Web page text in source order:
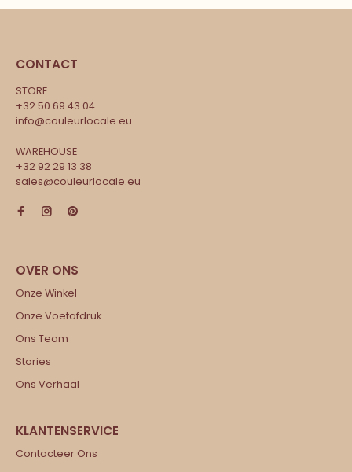
CONTACT
STORE
+32 50 69 43 04
info@couleurlocale.eu
WAREHOUSE
+32 92 29 13 38
sales@couleurlocale.eu
Onze Winkel
Onze Voetafdruk
Ons Team
Stories
Ons Verhaal
Contacteer Ons